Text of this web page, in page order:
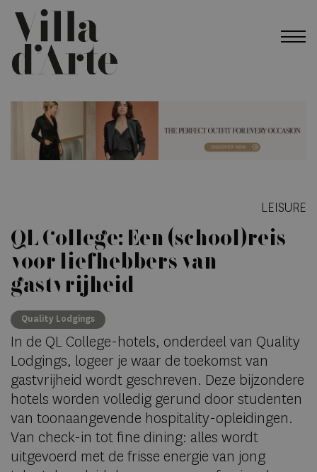
LEISURE
QL College: Een (school)reis
voor liefhebbers van
gastvrijheid
Quality Lodgings
In de QL College-hotels, onderdeel van Quality
Lodgings, logeer je waar de toekomst van
gastvrijheid wordt geschreven. Deze bijzondere
hotels worden volledig gerund door studenten
van toonaangevende hospitality-opleidingen.
Van check-in tot fine dining: alles wordt
uitgevoerd met de frisse energie van jong